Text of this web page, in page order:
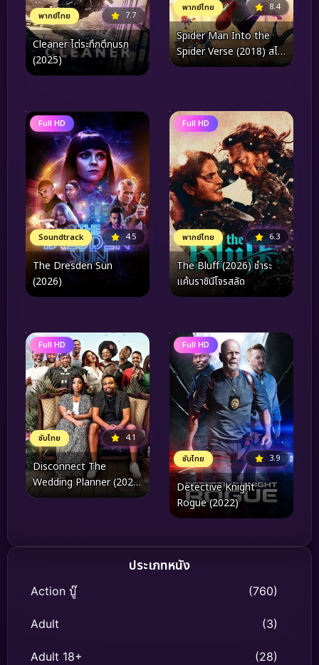
พากย์ไทย 7.7
Cleaner ไต่ระทึกตึกนรก
(2025)
พากย์ไทย 8.4
Spider Man Into the
Spider Verse (2018) สไป
เดอร์แมน ผงาดสู่จักรวาล
Full HD
Soundtrack 4.5
The Dresden Sun
(2026)
Full HD
พากย์ไทย 6.3
The Bluff (2026) ชำระ
แค้นราชินีโจรสลัด
Full HD
ซับไทย 4.1
Disconnect The
Wedding Planner (2023)
ต่อไม่ติด วิวาห์พาวุ่น
Full HD
ซับไทย 3.9
Detective Knight
Rogue (2022)
ประเภทหนัง
Action บู๊ (760)
Adult (3)
Adult 18+ (28)